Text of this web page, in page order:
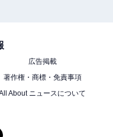
広告掲載
著作権・商標・免責事項
About ニュースについて